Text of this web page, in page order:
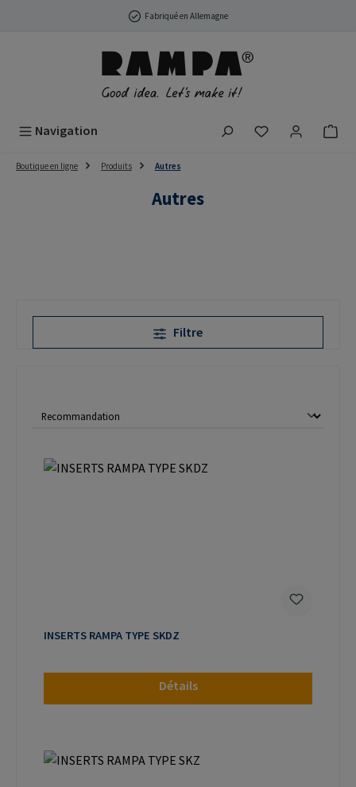
Passer au contenu principalFabriqué en Allemagne
Navigation Vous avez 0
Boutique en ligne Produits Autres
Autres
Filtre
INSERTS RAMPA TYPE SKDZ
Détails